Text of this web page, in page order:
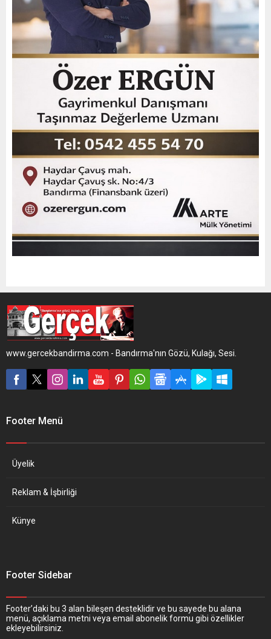
www.gercekbandirma.com - Bandırma'nın Gözü, Kulağı, Sesi.
Footer Menü
Üyelik
Reklam & İşbirliği
Künye
Footer Sidebar
Footer’daki bu 3 alan bileşen desteklidir ve bu sayede bu alana
menü, açıklama metni veya email abonelik formu gibi özellikler
ekleyebilirsiniz.